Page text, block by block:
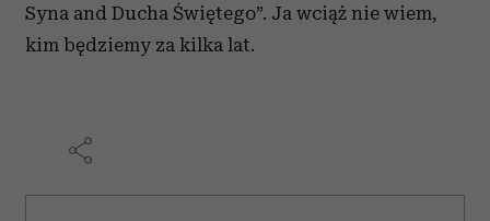
Syna and Ducha Świętego”. Ja wciąż nie wiem,
kim będziemy za kilka lat.